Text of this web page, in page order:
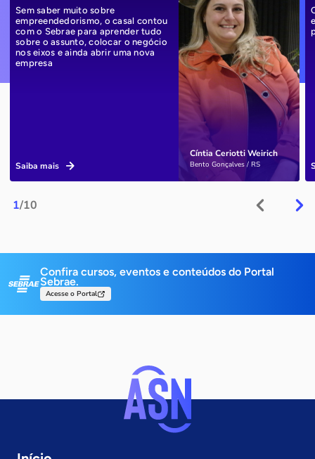
1/10
Cíntia Ceriotti Weirich
Bento Gonçalves / RS
Sem saber muito sobre
empreendedorismo, o casal contou
com o Sebrae para aprender tudo
sobre o assunto, colocar o negócio
nos eixos e ainda abrir uma nova
empresa
Saiba mais
Confira cursos, eventos e conteúdos do Portal
Sebrae.
Acesse o Portal